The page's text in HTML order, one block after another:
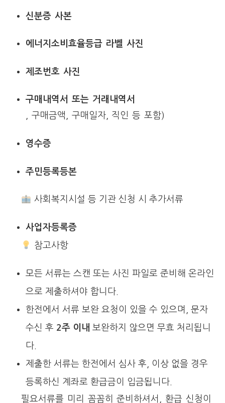
신분증 사본
에너지소비효율등급 라벨 사진
제조번호 사진
구매내역서 또는 거래내역서
, 구매금액, 구매일자, 직인 등 포함)
영수증
주민등록등본
사회복지시설 등 기관 신청 시 추가서류
사업자등록증
참고사항
모든 서류는 스캔 또는 사진 파일로 준비해 온라인
으로 제출하셔야 합니다.
한전에서 서류 보완 요청이 있을 수 있으며, 문자
수신 후 2주 이내 보완하지 않으면 무효 처리됩니
다.
제출한 서류는 한전에서 심사 후, 이상 없을 경우
등록하신 계좌로 환급금이 입금됩니다.
필요서류를 미리 꼼꼼히 준비하셔서, 환급 신청이